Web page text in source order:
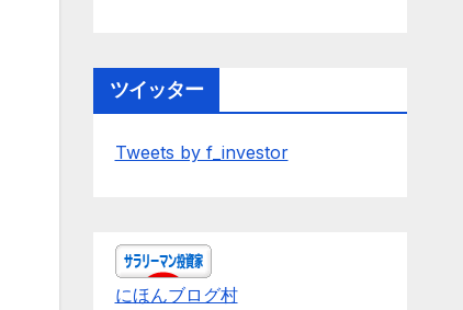
ツイッター
Tweets by f_investor
にほんブログ村